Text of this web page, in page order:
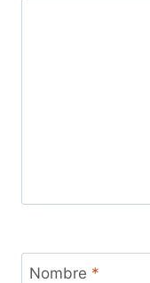
Nombre *